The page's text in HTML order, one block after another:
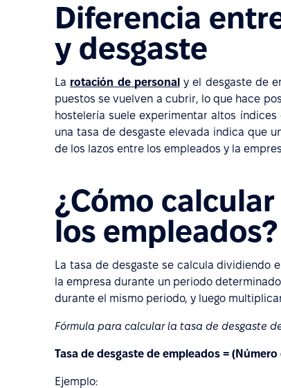
Diferencia
y desgaste
La rotación de personaly el desgaste de
puestos se vuelven a cubrir, lo que hace
hostelería suele experimentar altos
una tasa de desgaste elevada indica que
de los lazos entre los empleados y la
¿Cómo
los empleados?
La tasa de desgaste se calcula dividiendo
la empresa durante un periodo
durante el mismo periodo, y luego
Fórmula para calcular la tasa de desgaste
Tasa de desgaste de empleados =
Ejemplo: